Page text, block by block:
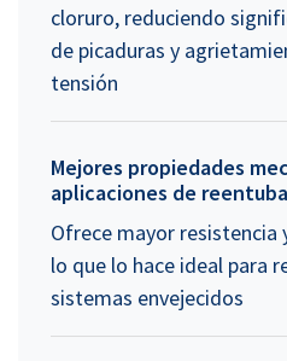
cloruro, reduciendo
de picaduras y
tensión
Mejores propiedades
aplicaciones de
Ofrece mayor
lo que lo hace ideal para
sistemas envejecidos